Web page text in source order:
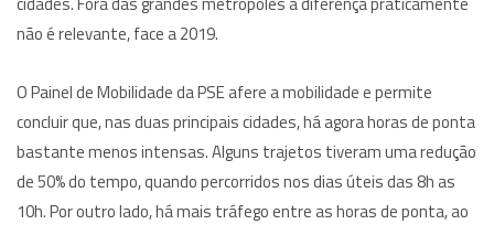
não é relevante, face a 2019.
O Painel de Mobilidade da PSE afere a mobilidade e permite
concluir que, nas duas principais cidades, há agora horas de ponta
bastante menos intensas. Alguns trajetos tiveram uma redução
de 50% do tempo, quando percorridos nos dias úteis das 8h as
10h. Por outro lado, há mais tráfego entre as horas de ponta, ao